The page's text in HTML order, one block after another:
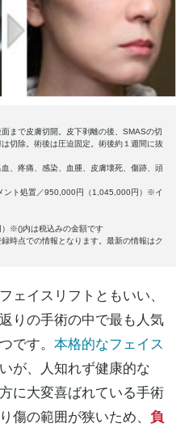
まで皮膚切開。皮下剥離の後、SMASの切
切除。術後は圧迫固定。術後約１週間に抜
、疼痛、感染、血腫、皮膚壊死、傷跡、頭
ント処置／950,000円（1,045,000円）※イ
※()内は税込みの金額です
時点での情報となります。最新の情報はク
ェイスリフトともいい、
りの手術の中で最も人気
です。 本格的なフェイス
が、人知れず健康的な
に大変喜ばれている手術
傷の範囲が狭いため、 負